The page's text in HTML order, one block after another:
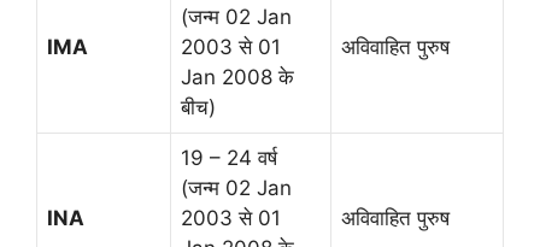
IMA
(जन्म 02 Jan
2003 से 01
Jan 2008 के
बीच)
अविवाहित पुरुष
INA
19 – 24 वर्ष
(जन्म 02 Jan
2003 से 01
अविवाहित पुरुष